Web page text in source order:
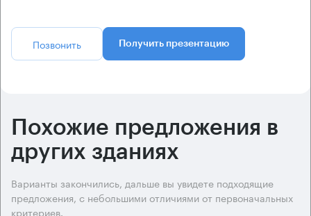
Позвонить Получить презентацию
Похожие предложения в
других зданиях
Варианты закончились, дальше вы увидете подходящие
предложения, с небольшими отличиями от первоначальных
критериев.